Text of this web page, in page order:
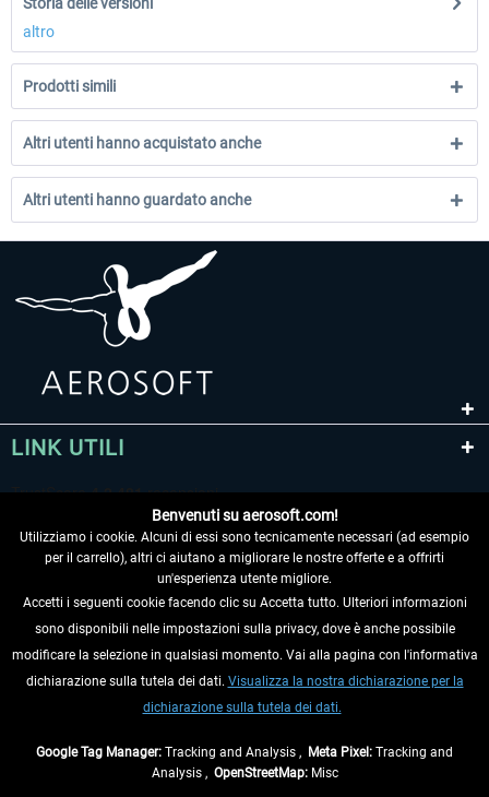
altro
Prodotti simili
Altri utenti hanno acquistato anche
Altri utenti hanno guardato anche
LINK UTILI
RECEDERE DAL CONTRATTO
INFORMAZIONI
Benvenuti su aerosoft.com!
Utilizziamo i cookie. Alcuni di essi sono tecnicamente necessari (ad esempio
per il carrello), altri ci aiutano a migliorare le nostre offerte e a offrirti
un'esperienza utente migliore.
Accetti i seguenti cookie facendo clic su Accetta tutto. Ulteriori informazioni
sono disponibili nelle impostazioni sulla privacy, dove è anche possibile
modificare la selezione in qualsiasi momento. Vai alla pagina con l'informativa
dichiarazione sulla tutela dei dati. Visualizza la nostra dichiarazione per la
dichiarazione sulla tutela dei dati.
Google Tag Manager: Tracking and Analysis , Meta Pixel: Tracking and
Analysis , OpenStreetMap:Misc